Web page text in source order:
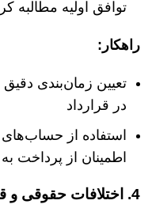
توافق اولیه مطالبه
راهکار :
تعیین زمان‌بندی
در قرارداد
استفاده از
اطمینان از پرداخت
4. اختلافات حقوقی و